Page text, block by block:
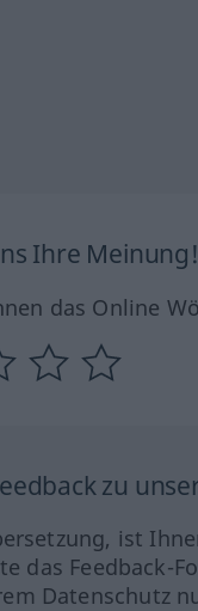
Ihre Meinung!
das Online
zu
ist
das Feedback-
Datenschutz